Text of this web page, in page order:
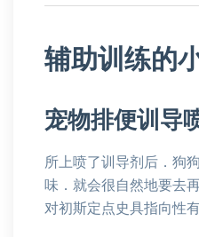
辅助训练的
宠物排便训导
所上喷了训导剂后．狗
味．就会很自然地要去
对初斯定点史具指向性有